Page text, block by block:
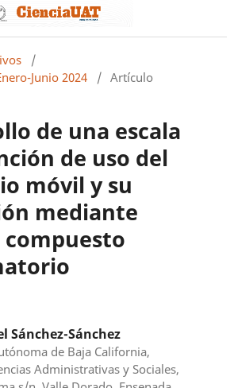
/
Junio 2024
/ Artículo
de una escala
de uso del
móvil y su
mediante
compuesto
Sánchez-Sánchez
de Baja California,
Administrativas y Sociales,